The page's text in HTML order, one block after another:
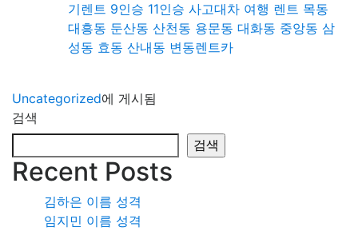
기렌트 9인승 11인승 사고대차 여행 렌트 목동
대흥동 둔산동 산천동 용문동 대화동 중앙동 삼
성동 효동 산내동 변동렌트카
Uncategorized에 게시됨
검색
검색
Recent Posts
김하은 이름 성격
임지민 이름 성격